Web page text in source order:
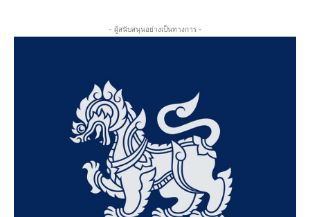
- ผู้สนับสนุนอย่างเป็นทางการ -